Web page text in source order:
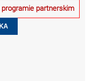
programie partnerskim